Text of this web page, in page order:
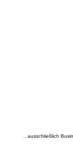
...ausschließlich